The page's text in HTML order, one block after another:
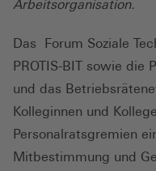
Arbeitsorganisation.
Das Forum Soziale
PROTIS-BIT sowie die
und das
Kolleginnen und
Personalratsgremien
Mitbestimmung und